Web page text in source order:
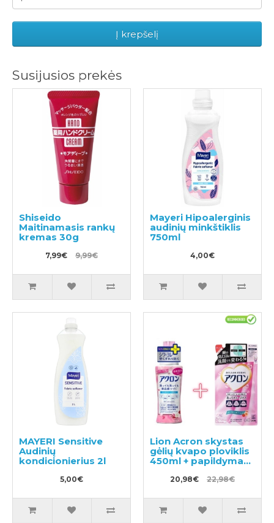
Į krepšelį
Susijusios prekės
Shiseido
Maitinamasis rankų
kremas 30g
7,99€ 9,99€
Mayeri Hipoalerginis
audinių minkštiklis
750ml
4,00€
MAYERI Sensitive
Audinių
kondicionierius 2l
5,00€
Lion Acron skystas
gėlių kvapo ploviklis
450ml + papildymas
20,98€ 22,98€